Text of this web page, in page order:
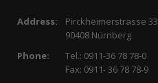
Address:
Pirckheimerstrasse 33
90408 Nürnberg
Phone:
Tel.: 0911-36 78 78-0
Fax: 0911- 36 78 78-9